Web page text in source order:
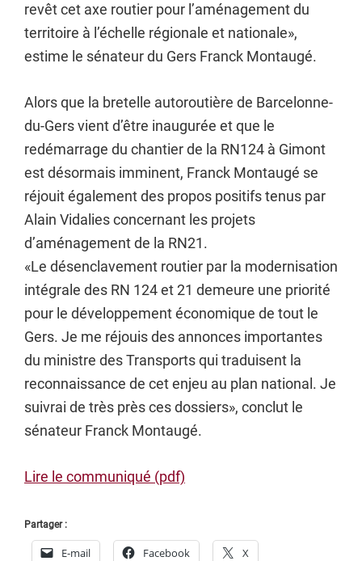
revêt cet axe routier pour l’aménagement du
territoire à l’échelle régionale et nationale»,
estime le sénateur du Gers Franck Montaugé.
Alors que la bretelle autoroutière de Barcelonne-
du-Gers vient d’être inaugurée et que le
redémarrage du chantier de la RN124 à Gimont
est désormais imminent, Franck Montaugé se
réjouit également des propos positifs tenus par
Alain Vidalies concernant les projets
d’aménagement de la RN21.
«Le désenclavement routier par la modernisation
intégrale des RN 124 et 21 demeure une priorité
pour le développement économique de tout le
Gers. Je me réjouis des annonces importantes
du ministre des Transports qui traduisent la
reconnaissance de cet enjeu au plan national. Je
suivrai de très près ces dossiers», conclut le
sénateur Franck Montaugé.
Lire le communiqué (pdf)
Partager :
E-mail Facebook X